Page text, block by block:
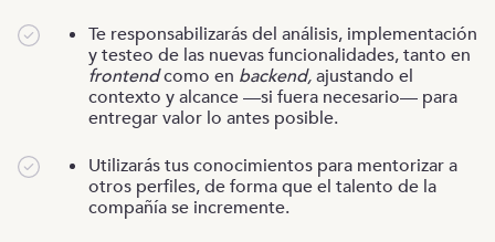
Te responsabilizarás del análisis, implementación
y testeo de las nuevas funcionalidades, tanto en
frontendcomo en backend,ajustando el
contexto y alcance —si fuera necesario— para
entregar valor lo antes posible.
Utilizarás tus conocimientos para mentorizar a
otros perfiles, de forma que el talento de la
compañía se incremente.